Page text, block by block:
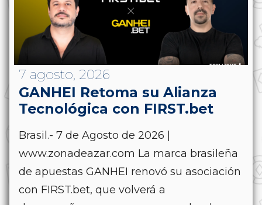
7 agosto, 2026
GANHEI Retoma su Alianza
Tecnológica con FIRST.bet
Brasil.- 7 de Agosto de 2026 |
www.zonadeazar.com La marca brasileña
de apuestas GANHEI renovó su asociación
con FIRST.bet, que volverá a